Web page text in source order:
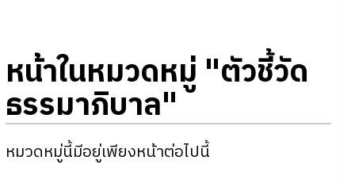
หน้าในหมวดหมู่ "ตัวชี้วัด
ธรรมาภิบาล"
หมวดหมู่นี้มีอยู่เพียงหน้าต่อไปนี้